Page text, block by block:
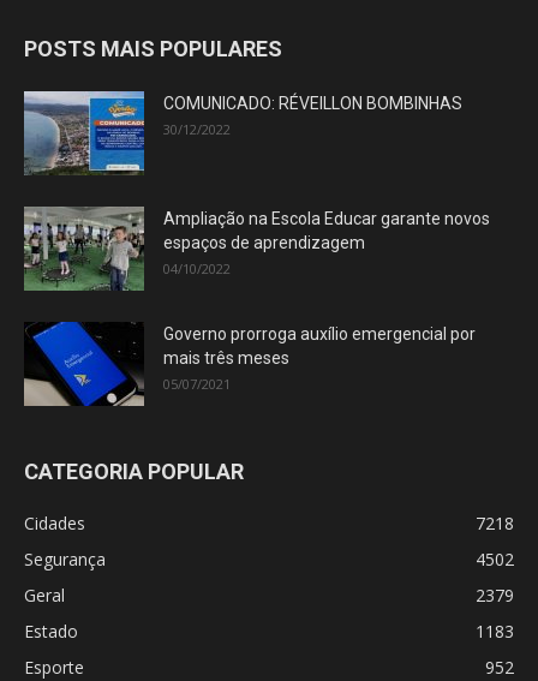
POSTS MAIS POPULARES
COMUNICADO: RÉVEILLON BOMBINHAS
30/12/2022
Ampliação na Escola Educar garante novos
espaços de aprendizagem
04/10/2022
Governo prorroga auxílio emergencial por
mais três meses
05/07/2021
CATEGORIA POPULAR
Cidades
7218
Segurança
4502
Geral
2379
Estado
1183
Esporte
952